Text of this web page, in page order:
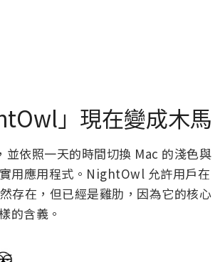
」現在變成木馬
依照一天的時間切換 Mac 的淺色與
用應用程式。NightOwl 允許用戶在
存在，但已經是雞肋，因為它的核心
的含義。